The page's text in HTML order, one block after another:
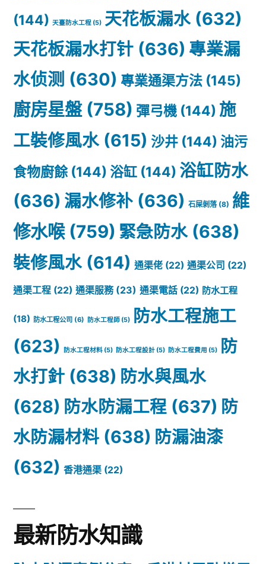
(144) 天臺防水工程 (5) 天花板漏水(632)
天花板漏水打针 (636) 專業漏
水侦测 (630) 專業通渠方法 (145)
廚房星盤(758) 彈弓機 (144) 施
工裝修風水(615) 沙井 (144) 油污
食物廚餘(144) 浴缸 (144) 浴缸防水
(636) 漏水修补 (636) 石屎剝落(8) 維
修水喉(759) 緊急防水(638)
裝修風水(614) 通渠佬 (22) 通渠公司 (22)
通渠工程 (22) 通渠服務(23) 通渠電話 (22) 防水工程
(18) 防水工程公司 (6) 防水工程師 (5)
防水工程施工
(623)
防水工程材料 (5) 防水工程設計 (5) 防水工程費用 (5)
防
水打針 (638) 防水與風水
(628) 防水防漏工程 (637) 防
水防漏材料 (638) 防漏油漆
(632) 香港通渠 (22)
最新防水知識